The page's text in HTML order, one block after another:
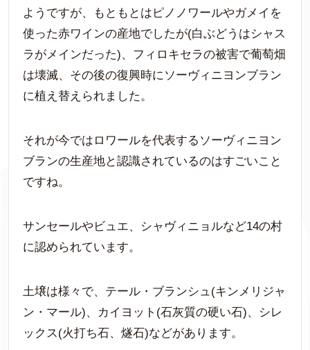
ようですが、もともとはピノノワールやガメイを
使った赤ワインの産地でしたが(白ぶどうはシャス
ラがメインだった)、フィロキセラの被害で葡萄畑
は壊滅、その後の復興時にソーヴィニヨンブラン
に植え替えられました。
それが今ではロワールを代表するソーヴィニヨン
ブランの生産地と認識されているのはすごいこと
ですね。
サンセールやビュエ、シャヴィニョルなど14の村
に認められています。
土壌は様々で、テール・ブランシュ(キンメリジャ
ン・マール)、カイヨット(石灰質の硬い石)、シレ
ックス(火打ち石、燧石)などがあります。